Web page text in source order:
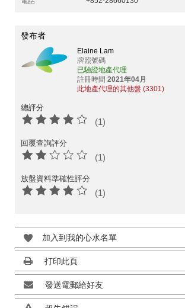
發布者
Elaine Lam
牌照號碼
已驗證地產代理
註冊時間 2021年04月
此地產代理的其他盤 (3301)
總評分
(1)
回覆查詢評分
(1)
放盤資料準確性評分
(1)
加入到我的心水名單
打印此頁
發送電郵給好友